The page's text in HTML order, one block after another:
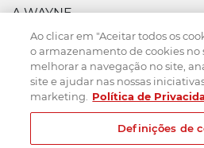
A WAYNE
PRODUTOS
FORÇA DE VENDAS
ASSISTÊNCIA TÉCNICA
DOWNLOADS
CONTATO
Ao clicar em "Aceitar todos os
o armazenamento de cookies no
melhorar a navegação no site,
site e ajudar nas nossas
marketing.
Política de
Definições de